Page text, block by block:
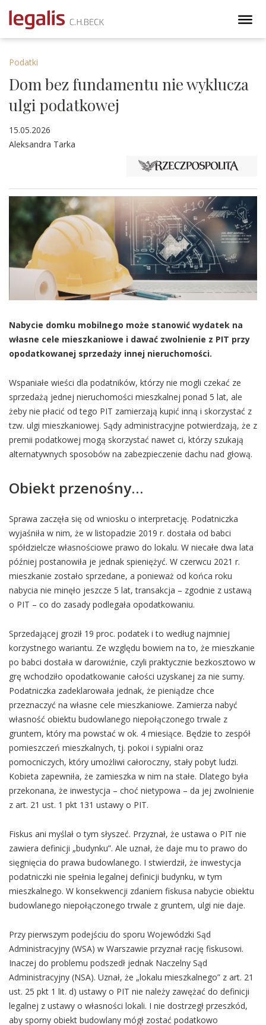
Podatki
Dom bez fundamentu nie wyklucza
ulgi podatkowej
15.05.2026
Aleksandra Tarka
Nabycie domku mobilnego może stanowić wydatek na
własne cele mieszkaniowe i dawać zwolnienie z PIT przy
opodatkowanej sprzedaży innej nieruchomości.
Wspaniałe wieści dla podatników, którzy nie mogli czekać ze
sprzedażą jednej nieruchomości mieszkalnej ponad 5 lat, ale
żeby nie płacić od tego PIT zamierzają kupić inną i skorzystać z
tzw. ulgi mieszkaniowej. Sądy administracyjne potwierdzają, że z
premii podatkowej mogą skorzystać nawet ci, którzy szukają
alternatywnych sposobów na zabezpieczenie dachu nad głową.
Obiekt przenośny…
Sprawa zaczęła się od wniosku o interpretację. Podatniczka
wyjaśniła w nim, że w listopadzie 2019 r. dostała od babci
spółdzielcze własnościowe prawo do lokalu. W niecałe dwa lata
później postanowiła je jednak spieniężyć. W czerwcu 2021 r.
mieszkanie zostało sprzedane, a ponieważ od końca roku
nabycia nie minęło jeszcze 5 lat, transakcja – zgodnie z ustawą
o PIT – co do zasady podlegała opodatkowaniu.
Sprzedającej groził 19 proc. podatek i to według najmniej
korzystnego wariantu. Ze względu bowiem na to, że mieszkanie
po babci dostała w darowiźnie, czyli praktycznie bezkosztowo w
grę wchodziło opodatkowanie całości uzyskanej za nie sumy.
Podatniczka zadeklarowała jednak, że pieniądze chce
przeznaczyć na własne cele mieszkaniowe. Zamierza nabyć
własność obiektu budowlanego niepołączonego trwale z
gruntem, który ma powstać w ok. 4 miesiące. Będzie to zespół
pomieszczeń mieszkalnych, tj. pokoi i sypialni oraz
pomocniczych, który umożliwi całoroczny, stały pobyt ludzi.
Kobieta zapewniła, że zamieszka w nim na stałe. Dlatego była
przekonana, że inwestycja – choć nietypowa – da jej zwolnienie
z art. 21 ust. 1 pkt 131 ustawy o PIT.
Fiskus ani myślał o tym słyszeć. Przyznał, że ustawa o PIT nie
zawiera definicji „budynku”. Ale uznał, że daje mu to prawo do
sięgnięcia do prawa budowlanego. I stwierdził, że inwestycja
podatniczki nie spełnia legalnej definicji budynku, w tym
mieszkalnego. W konsekwencji zdaniem fiskusa nabycie obiektu
budowlanego niepołączonego trwale z gruntem, ulgi nie daje.
Przy pierwszym podejściu do sporu Wojewódzki Sąd
Administracyjny (WSA) w Warszawie przyznał rację fiskusowi.
Inaczej do problemu podszedł jednak Naczelny Sąd
Administracyjny (NSA). Uznał, że „lokalu mieszkalnego” z art. 21
ust. 25 pkt 1 lit. d) ustawy o PIT nie należy zawężać do definicji
legalnej z ustawy o własności lokali. I nie dostrzegł przeszkód,
aby sporny obiekt budowlany mógł zostać podatkowo